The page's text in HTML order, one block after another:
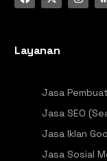
Layanan
Jasa
Jasa SEO
Jasa Iklan
Jasa Sosial